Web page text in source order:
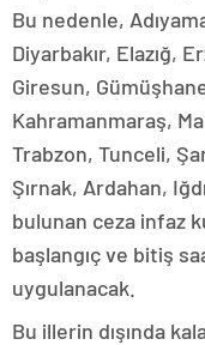
Bu nedenle,
Diyarbakır, Elazığ,
Giresun,
Kahramanmaraş,
Trabzon, Tunceli,
Şırnak, Ardahan,
bulunan ceza infaz
başlangıç ve bitiş
uygulanacak.
Bu illerin dışında